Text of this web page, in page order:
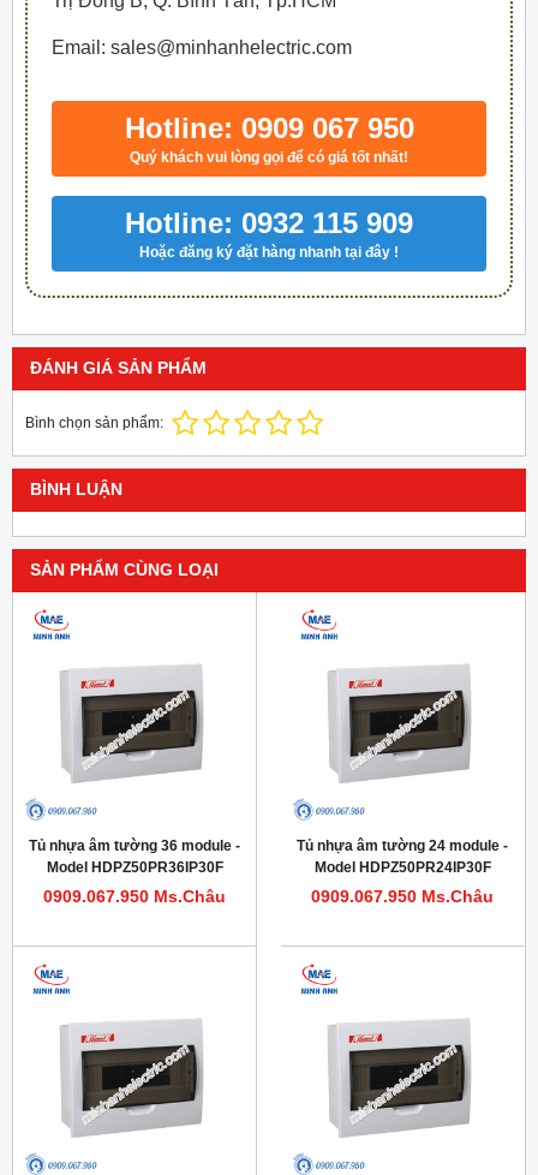
Email: sales@minhanhelectric.com
Hotline: 0909 067 950
Quý khách vui lòng gọi để có giá tốt nhất!
Hotline: 0932 115 909
Hoặc đăng ký đặt hàng nhanh tại đây !
ĐÁNH GIÁ SẢN PHẨM
Bình chọn sản phẩm:
BÌNH LUẬN
SẢN PHẨM CÙNG LOẠI
Tủ nhựa âm tường 36 module -
Model HDPZ50PR36IP30F
0909.067.950 Ms.Châu
Tủ nhựa âm tường 24 module -
Model HDPZ50PR24IP30F
0909.067.950 Ms.Châu